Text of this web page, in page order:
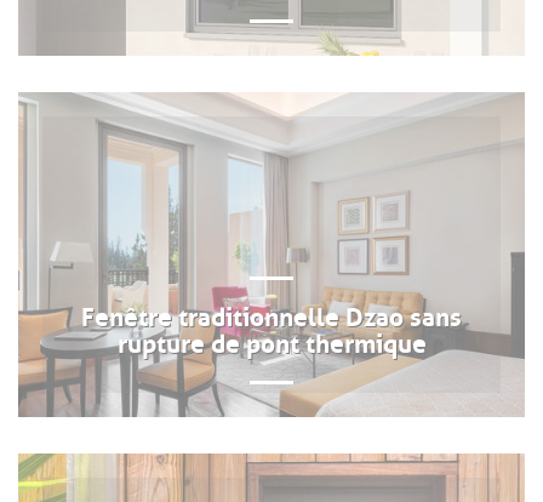
Fenêtre traditionnelle Dzao sans
rupture de pont thermique